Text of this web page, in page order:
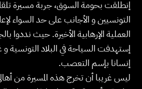
إنطلقت بحومة السوق، جربة مسيرة
التونسيين و الأجانب على حد السواء
العملية الإرهابية الأخيرة. حيث نددوا
إنسانا بإسم التعصب.
ليس غريبا أن تخرج هذه المسيرة من